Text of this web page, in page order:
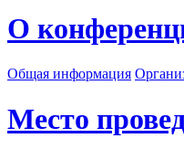
О
Общая информация
Место